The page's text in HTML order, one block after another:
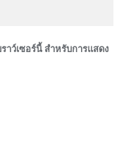
ว์เซอร์นี้ สำหรับการแสดง